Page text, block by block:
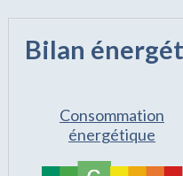
Bilan
Consommation
énergétique